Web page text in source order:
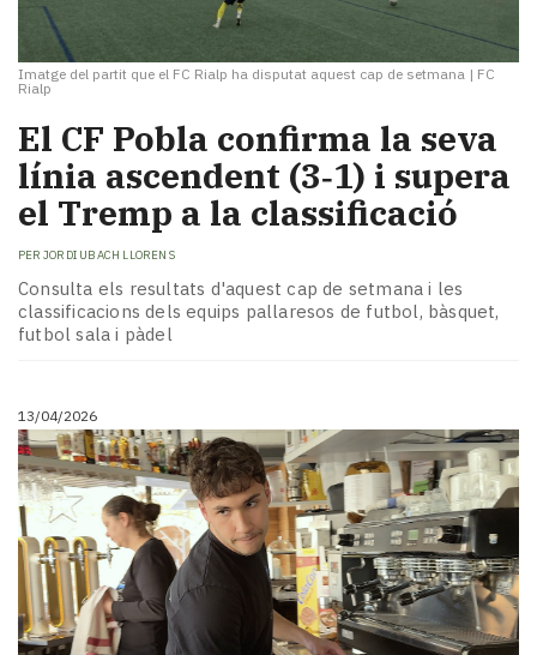
Imatge del partit que el FC Rialp ha disputat aquest cap de setmana | FC
Rialp
El CF Pobla confirma la seva
línia ascendent (3‑1) i supera
el Tremp a la classificació
PER JORDI UBACH LLORENS
Consulta els resultats d'aquest cap de setmana i les
classificacions dels equips pallaresos de futbol, bàsquet,
futbol sala i pàdel
13/04/2026